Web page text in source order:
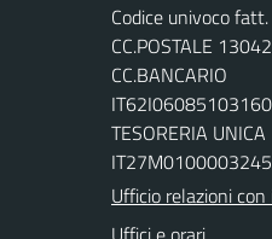
Codice univoco
CC.POSTALE
CC.BANCARIO
TESORERIA UNICA
Ufficio relazioni